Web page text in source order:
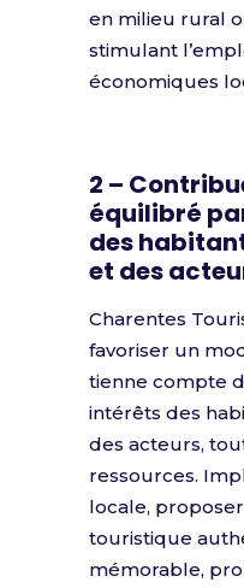
en milieu rural
stimulant
économiques
2 –
équilibré
des
et des
Charentes
favoriser un
tienne compte
intérêts des
des acteurs,
ressources.
locale,
touristique
mémorable,